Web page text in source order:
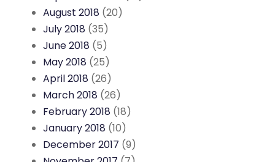
August 2018 (20)
July 2018 (35)
June 2018 (5)
May 2018 (25)
April 2018 (26)
March 2018 (26)
February 2018 (18)
January 2018 (10)
December 2017 (9)